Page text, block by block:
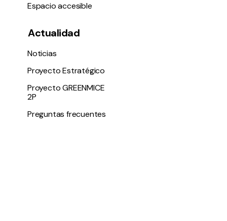
Espacio accesible
Actualidad
Noticias
Proyecto Estratégico
Proyecto GREENMICE
2P
Preguntas frecuentes